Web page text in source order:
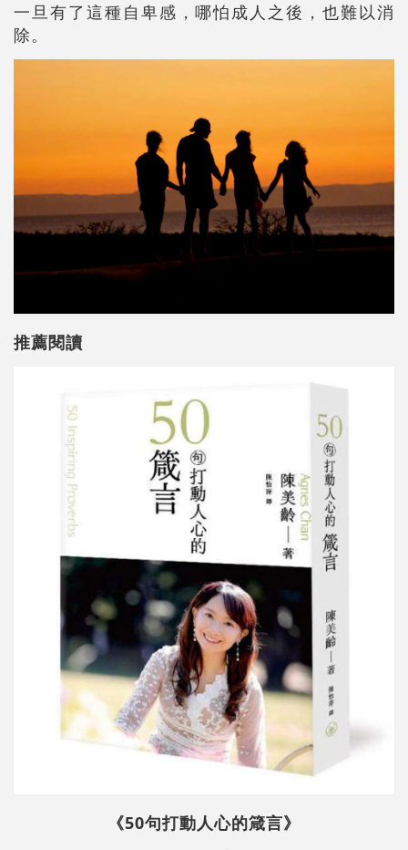
一旦有了這種自卑感，哪怕成人之後，也難以消
除。
推薦閱讀
《50句打動人心的箴言》